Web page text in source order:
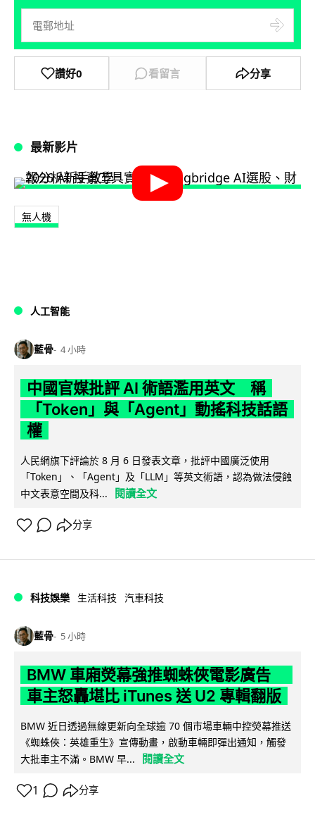
讚好0 看留言 分享
最新影片
無人機
人工智能
藍骨 4 小時
中國官媒批評 AI 術語濫用英文 稱
「Token」與「Agent」動搖科技話語
權
人民網旗下評論於 8 月 6 日發表文章，批評中國廣泛使用
「Token」、「Agent」及「LLM」等英文術語，認為做法侵蝕
中文表意空間及科...
閱讀全文
分享
科技娛樂 生活科技 汽車科技
藍骨 5 小時
BMW 車廂熒幕強推蜘蛛俠電影廣告
車主怒轟堪比 iTunes 送 U2 專輯翻版
BMW 近日透過無線更新向全球逾 70 個市場車輛中控熒幕推送
《蜘蛛俠：英雄重生》宣傳動畫，啟動車輛即彈出通知，觸發
大批車主不滿。BMW 早...
閱讀全文
1 分享